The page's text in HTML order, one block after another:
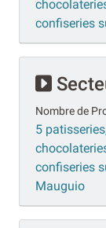
confiseries
Nombre de
5
confiseries
Mauguio